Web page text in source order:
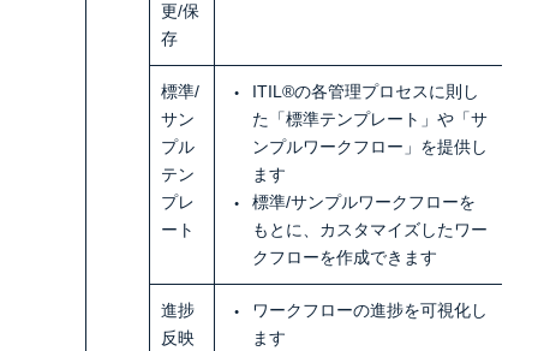
更/保
存
標準/
サン
プル
テン
プレ
ート
ITIL®の各管理プロセスに則し
た「標準テンプレート」や「サ
ンプルワークフロー」を提供し
ます
標準/サンプルワークフローを
もとに、カスタマイズしたワー
クフローを作成できます
進捗
反映
ワークフローの進捗を可視化し
ます